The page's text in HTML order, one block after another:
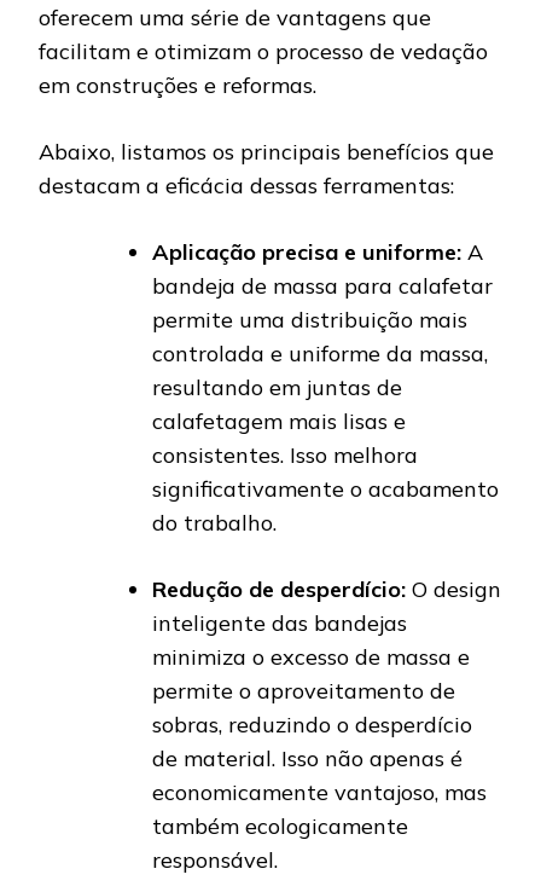
oferecem uma série de vantagens que
facilitam e otimizam o processo de vedação
em construções e reformas.
Abaixo, listamos os principais benefícios que
destacam a eficácia dessas ferramentas:
Aplicação precisa e uniforme: A
bandeja de massa para calafetar
permite uma distribuição mais
controlada e uniforme da massa,
resultando em juntas de
calafetagem mais lisas e
consistentes. Isso melhora
significativamente o acabamento
do trabalho.
Redução de desperdício: O design
inteligente das bandejas
minimiza o excesso de massa e
permite o aproveitamento de
sobras, reduzindo o desperdício
de material. Isso não apenas é
economicamente vantajoso, mas
também ecologicamente
responsável.